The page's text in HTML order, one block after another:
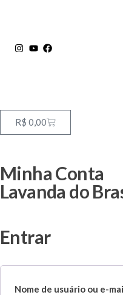
R$ 0,00
Minha Conta
Lavanda do
Entrar
Nome de usuário ou e-